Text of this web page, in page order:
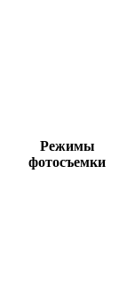
Режимы
фотосъемки